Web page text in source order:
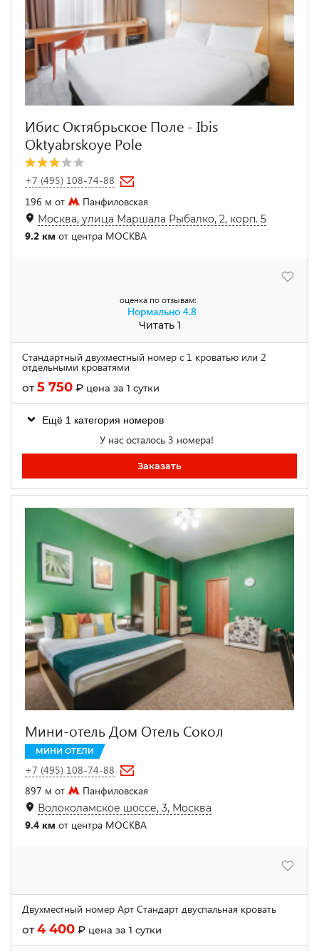
Ибис Октябрьское Поле - Ibis
Oktyabrskoye Pole
+7 (495) 108-74-88
196 м от
Панфиловская
Москва, улица Маршала Рыбалко, 2, корп. 5
9.2 км от центра МОСКВА
оценка по отзывам:
Нормально 4.8
Читать 1
Стандартный двухместный номер с 1 кроватью или 2
отдельными кроватями
от5 750 ₽ цена за 1 сутки
Ещё 1 категория номеров
У нас осталось 3 номера!
Заказать
Мини-отель Дом Отель Сокол
МИНИ ОТЕЛИ
+7 (495) 108-74-88
897 м от
Панфиловская
Волоколамское шоссе, 3, Москва
9.4 км от центра МОСКВА
Двухместный номер Арт Стандарт двуспальная кровать
от4 400 ₽ цена за 1 сутки